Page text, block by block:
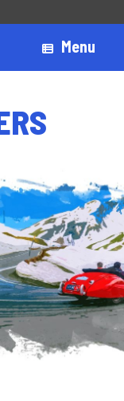
Menu